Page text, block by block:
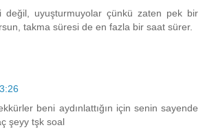
değil, uyuşturmuyolar çünkü zaten pek bir
takma süresi de en fazla bir saat sürer.
beni aydınlattığın için senin sayende
şeyy tşk soal